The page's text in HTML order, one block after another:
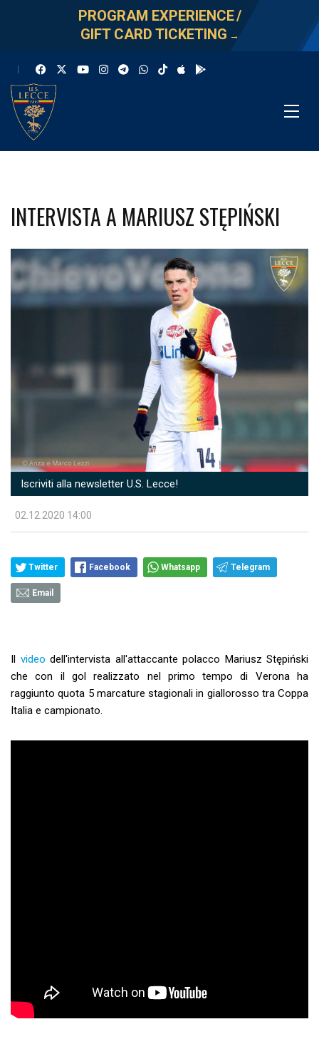
PROGRAM EXPERIENCE/
GIFT CARD TICKETING →
INTERVISTA A MARIUSZ STĘPIŃSKI
Iscriviti alla newsletter U.S. Lecce!
02.12.2020 14:00
Twitter Facebook Whatsapp Telegram
Email
Il video dell'intervista all'attaccante polacco Mariusz Stępiński
che con il gol realizzato nel primo tempo di Verona ha
raggiunto quota 5 marcature stagionali in giallorosso tra Coppa
Italia e campionato.